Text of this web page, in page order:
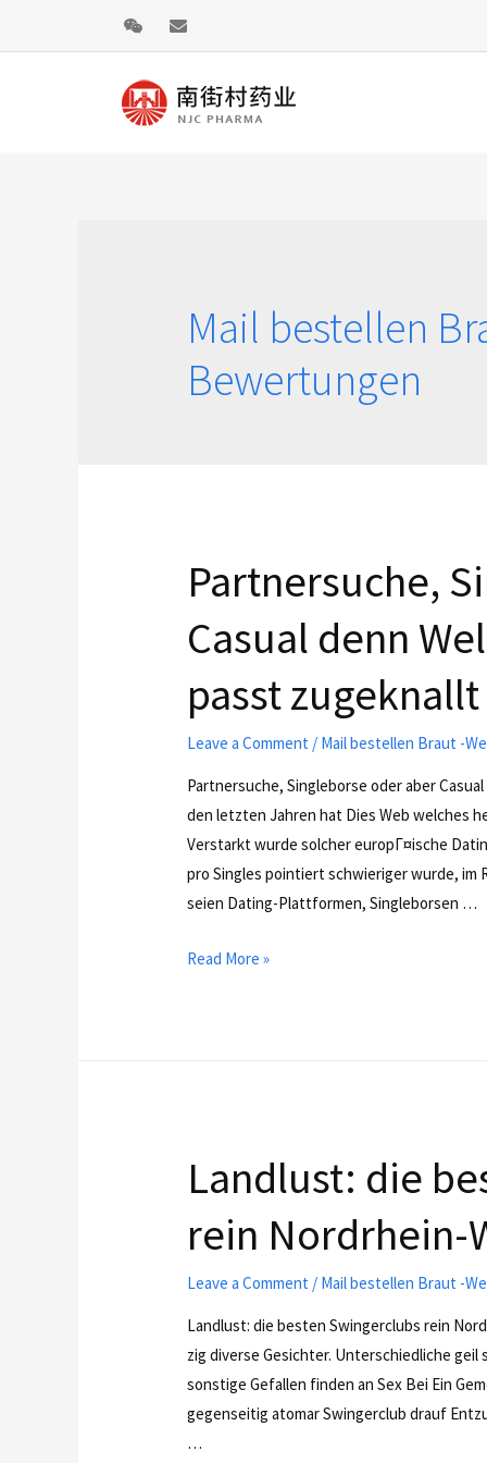
Mail bestellen
Bewertungen
Partnersuche,
Casual denn
passt
Leave a Comment / Mail bestellen Braut -
Partnersuche, Singleborse oder aber
den letzten Jahren hat Dies Web welches
Verstarkt wurde solcher europГ¤ische
pro Singles pointiert schwieriger wurde, im
seien Dating-Plattformen, Singleborsen …
Read More »
Landlust: die
rein Nordrhein-
Leave a Comment / Mail bestellen Braut -
Landlust: die besten Swingerclubs rein
zig diverse Gesichter. Unterschiedliche geil
sonstige Gefallen finden an Sex Bei Ein
gegenseitig atomar Swingerclub drauf
…